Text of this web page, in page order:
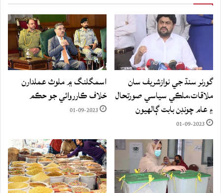
گورنر سنڌ جي نوازشريف سان
ملاقات،ملڪي سياسي صورتحال
۽ عام چونڊن بابت ڳالهيون
01-09-2023
اسمگلنگ ۾ ملوث عملدارن
خلاف ڪارروائي جو حڪم
01-09-2023